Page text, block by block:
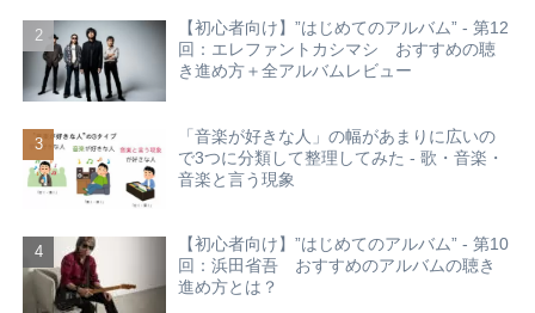
【初心者向け】”はじめてのアルバム” - 第12
回：エレファントカシマシ おすすめの聴
き進め方＋全アルバムレビュー
「音楽が好きな人」の幅があまりに広いの
で3つに分類して整理してみた - 歌・音楽・
音楽と言う現象
【初心者向け】”はじめてのアルバム” - 第10
回：浜田省吾 おすすめのアルバムの聴き
進め方とは？